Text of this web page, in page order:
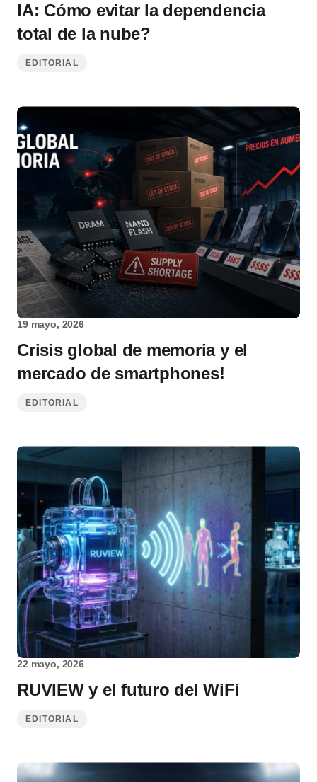
IA: Cómo evitar la dependencia
total de la nube?
EDITORIAL
19 mayo, 2026
Crisis global de memoria y el
mercado de smartphones!
EDITORIAL
22 mayo, 2026
RUVIEW y el futuro del WiFi
EDITORIAL